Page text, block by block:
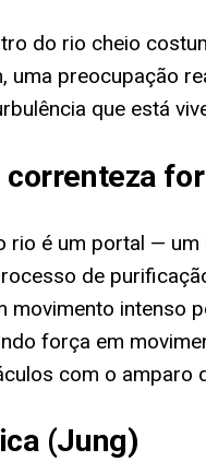
do rio cheio
uma preocupação
que está
rio é um portal —
de
movimento intenso
força em
com o amparo
(Jung)